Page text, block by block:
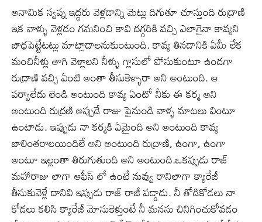
అనామిక స్వప్న ఇద్దరు వెళ్లడాన్ని మెట్లు దిగుతూ చూస్తుంది రుద్రాణి
ఇక వాళ్ళు వెళ్లడం గమనించి కావి దగ్గరికి వచ్చి ఎలాగైనా కావ్యని
బాధపెట్టేటట్లు మాట్లాడాలనుకుంటుంది. కావ్య తినడానికి ఏమీ లేక
మంచినీళ్లు తాగి వెళ్లాలని నీళ్ళు గ్లాసులో పోసుకుంటూ ఉండగా
రుద్రాణి వచ్చి ఏంటి అంతా తీసుకెళ్ళారా అని అంటుంది. ఆ
పర్వాలేదు లెండి అంటుంది కావ్య ఏంటో నీకు ఈ కర్మ అని
అంటుంది రుద్రణి అప్పుడే రాజు పైనుండి వాళ్ళ మాటలు వింటూ
ఉంటాడు. ఇప్పుడు నా కర్మకి ఏమైంది అని అంటుంది కావ్య
బాలింతరాలయిందిలే అని అంటుంది రుద్రాణి, ఉంగా, ఉంగా
అంటూ ఇల్లంతా తిరుగుతుంది అని అంటుంది.ఒకప్పుడు రాజ్
మహారాజు లాగా ఆఫీస్ లో ఉంటే నువ్వు రానిలాగా క్యారేజీ
తీసుకువెళ్లే దానివి ఇప్పుడు రాజ్ రాజీ పడ్డాడు. నీ తోడికోడలు నా
కోడలు కలిసి క్యారేజీ మోసుకెళ్తుంటే నీ మనసు చినిగించుకోవడం